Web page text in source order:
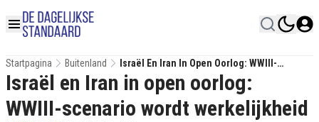
Startpagina Buitenland
Israël En Iran In Open Oorlog: WWIII-
Scenario Wordt Werkelijkheid
Israël en Iran in open oorlog:
WWIII-scenario wordt werkelijkheid